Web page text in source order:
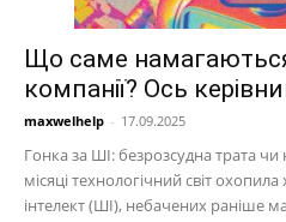
Що саме
компанії? Ось
maxwelhelp - 17.09.2025
Гонка за ШІ: безрозсудна трата
місяці технологічний світ
інтелект (ШІ), небачених раніше